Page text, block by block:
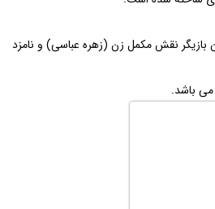
بازیگر نقش مکمل زن (زهره عباسی) و نامزد
می باشد.